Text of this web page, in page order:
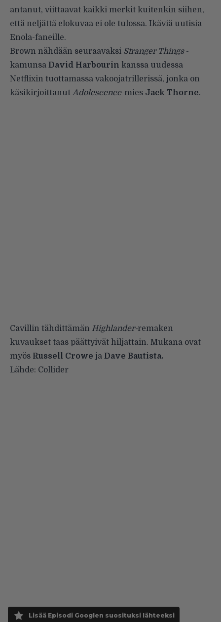
antanut, viittaavat kaikki merkit kuitenkin siihen,
että neljättä elokuvaa ei ole tulossa. Ikäviä uutisia
Enola-faneille.
Brown nähdään seuraavaksi Stranger Things-
kamunsa David Harbourin kanssa uudessa
Netflixin tuottamassa vakoojatrillerissä, jonka on
käsikirjoittanut Adolescence-mies Jack Thorne.
Cavillin tähdittämän Highlander-remaken
kuvaukset taas päättyivät hiljattain. Mukana ovat
myös Russell Crowe ja Dave Bautista.
Lähde: Collider
Lisää Episodi Googlen suosituksi lähteeksi